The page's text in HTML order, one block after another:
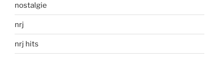
nostalgie
nrj
nrj hits